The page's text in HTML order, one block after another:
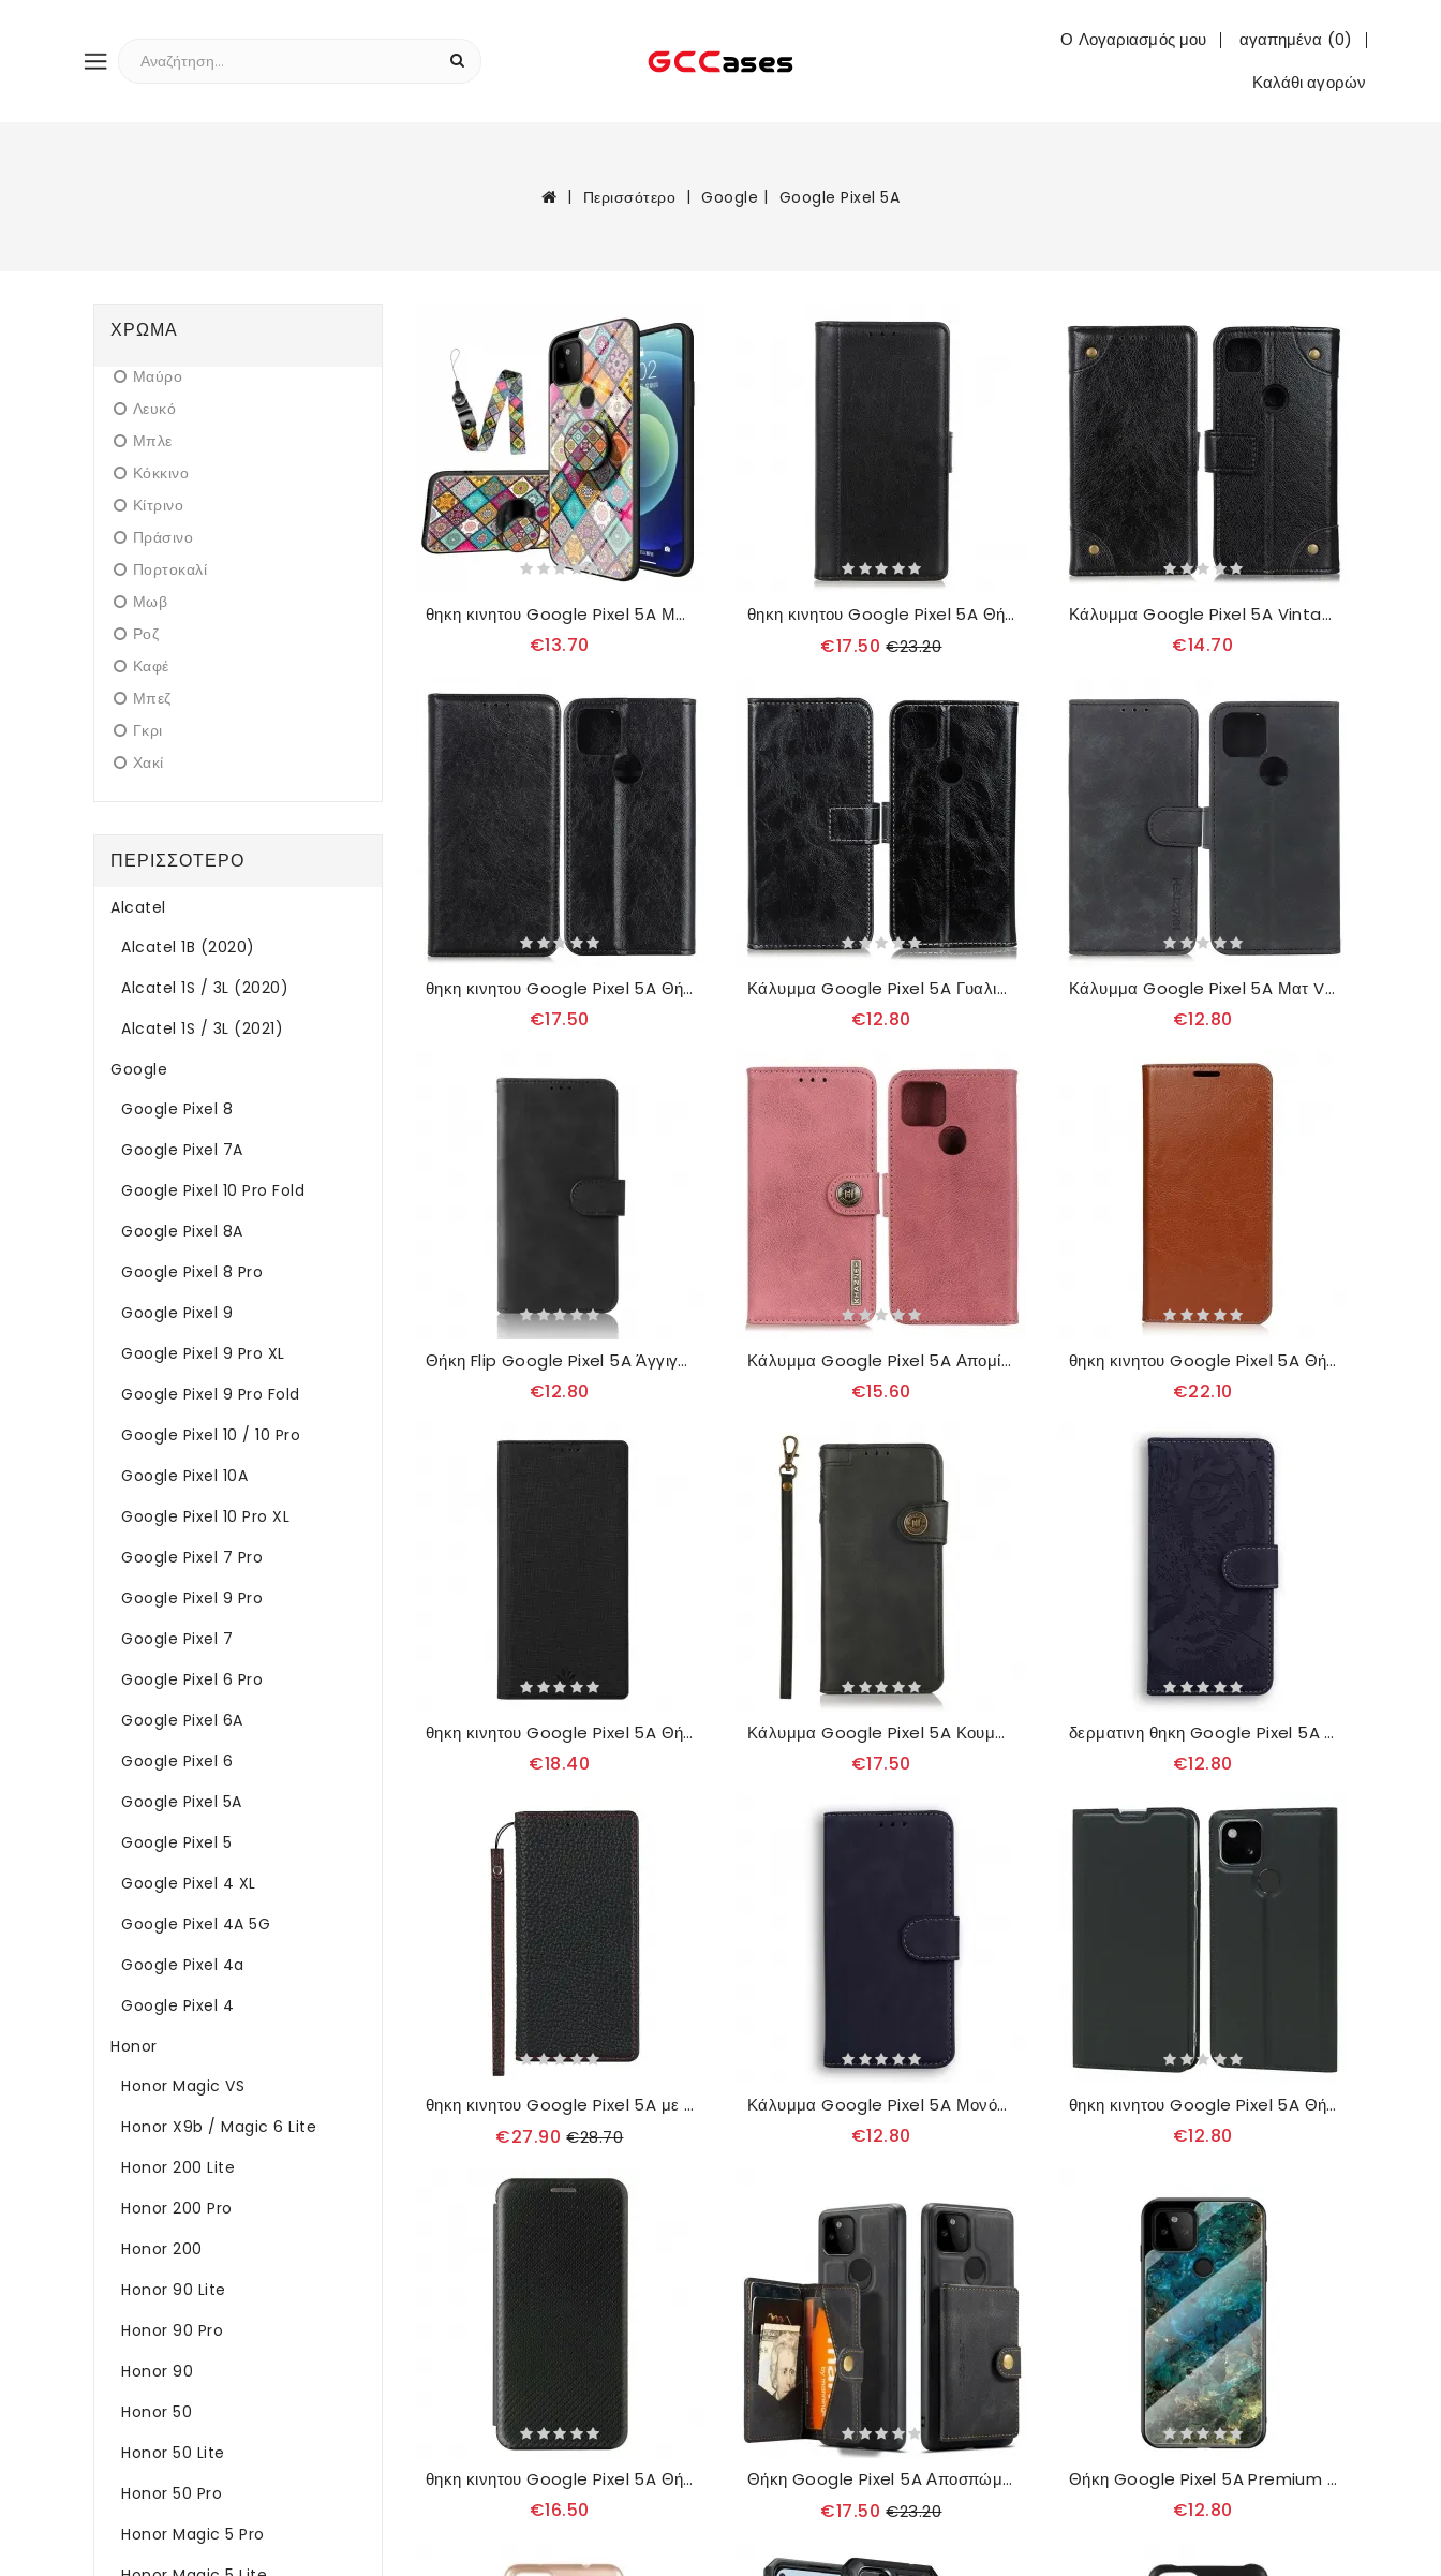
Ο Λογαριασμός μου
αγαπημένα (0)
Καλάθι αγορών
Περισσότερο Google Google Pixel 5A
ΧΡΏΜΑ
Μαύρο
Λευκό
Μπλε
Κόκκινο
Κίτρινο
Πράσινο
Πορτοκαλί
Μωβ
Ροζ
Καφέ
Μπεζ
Γκρι
Χακί
ΠΕΡΙΣΣΌΤΕΡΟ
Alcatel
Alcatel 1B (2020)
Alcatel 1S / 3L (2020)
Alcatel 1S / 3L (2021)
Google
Google Pixel 8
Google Pixel 7A
Google Pixel 10 Pro Fold
Google Pixel 8A
Google Pixel 8 Pro
Google Pixel 9
Google Pixel 9 Pro XL
Google Pixel 9 Pro Fold
Google Pixel 10 / 10 Pro
Google Pixel 10A
Google Pixel 10 Pro XL
Google Pixel 7 Pro
Google Pixel 9 Pro
Google Pixel 7
Google Pixel 6 Pro
Google Pixel 6A
Google Pixel 6
Google Pixel 5A
Google Pixel 5
Google Pixel 4 XL
Google Pixel 4A 5G
Google Pixel 4a
Google Pixel 4
Honor
Honor Magic VS
Honor X9b / Magic 6 Lite
Honor 200 Lite
Honor 200 Pro
Honor 200
Honor 90 Lite
Honor 90 Pro
Honor 90
Honor 50
Honor 50 Lite
Honor 50 Pro
Honor Magic 5 Pro
θηκη κινητου Google Pixel 5A Μαγνητική Θήκη Για Συνονθύλευμα
€13.70
θηκη κινητου Google Pixel 5A Θήκη Flip Κλασικό Σπλιτ Δέρμα Litchi
€17.50 €23.20
Κάλυμμα Google Pixel 5A Vintage Πριτσίνια Με Δέρμα Nappa
€14.70
θηκη κινητου Google Pixel 5A Θήκη Flip Split Leather Texture
€17.50
Κάλυμμα Google Pixel 5A Γυαλιστερές Και Εμφανείς Ραφές
€12.80
Κάλυμμα Google Pixel 5A Ματ Vintage Δερμάτινο Εφέ Khazneh
€12.80
Θήκη Flip Google Pixel 5A Άγγιγμα Δέρματος
€12.80
Κάλυμμα Google Pixel 5A Απομίμηση Δέρματος Khazneh
€15.60
θηκη κινητου Google Pixel 5A Θήκη Flip Γνήσιο Δέρμα
€22.10
θηκη κινητου Google Pixel 5A Θήκη Flip Υφή Vili Dmx
€18.40
Κάλυμμα Google Pixel 5A Κουμπί Από Συνθετικό Δέρμα Khazneh
€17.50
δερματινη θηκη Google Pixel 5A Εκτύπωση Προσώπου Tiger
€12.80
θηκη κινητου Google Pixel 5A με κορδονι Θήκη Flip Γνήσιο Δερμάτινο Λουράκι Litchi
€27.90 €28.70
Κάλυμμα Google Pixel 5A Μονόχρωμο Δερμάτινο Εφέ
€12.80
θηκη κινητου Google Pixel 5A Θήκη Flip Μαγνητικό Κούμπωμα
€12.80
θηκη κινητου Google Pixel 5A Θήκη Flip Έγχρωμη Σιλικόνη Άνθρακα
€16.50
Θήκη Google Pixel 5A Αποσπώμενη Θήκη Κάρτας
€17.50 €23.20
Θήκη Google Pixel 5A Premium Colors Tempered Glass
€12.80